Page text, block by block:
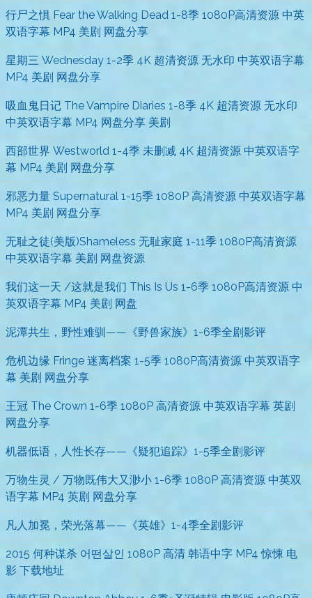
行尸之惧 Fear the Walking Dead 1-8季 1080P高清资源 中英
双语字幕 MP4 美剧 网盘分享
星期三 Wednesday 1-2季 4K 超清资源 无水印 中英双语字幕
MP4 美剧 网盘分享
吸血鬼日记 The Vampire Diaries 1-8季 4K 超清资源 无水印
中英双语字幕 MP4 网盘分享 美剧
西部世界 Westworld 1-4季 未删减 4K 超清资源 中英双语字
幕 MP4 美剧 网盘分享
邪恶力量 Supernatural 1-15季 1080P 高清资源 中英双语字幕
MP4 美剧 网盘分享
无耻之徒(美版)Shameless 无耻家庭 1-11季 1080P高清资源
中英双语字幕 美剧 网盘资源
我们这一天 /这就是我们 This Is Us 1-6季 1080P高清资源 中
英双语字幕 MP4 美剧 网盘
泥潭共生，野性难驯——《野兽家族》1-6季全剧影评
危机边缘 Fringe 迷离档案 1-5季 1080P高清资源 中英双语字
幕 美剧 网盘分享
王冠 The Crown 1-6季 1080P 高清资源 中英双语字幕 英剧
网盘分享
机器低语，人性长存——《疑犯追踪》1-5季全剧影评
万物生灵 / 万物既伟大又渺小 1-6季 1080P 高清资源 中英双
语字幕 MP4 英剧 网盘分享
凡人加冕，荣光落幕——《英雄》1-4季全剧影评
2015 何种谋杀 어떤살인 1080P 高清 韩语中字 MP4 惊悚 电
影 下载地址